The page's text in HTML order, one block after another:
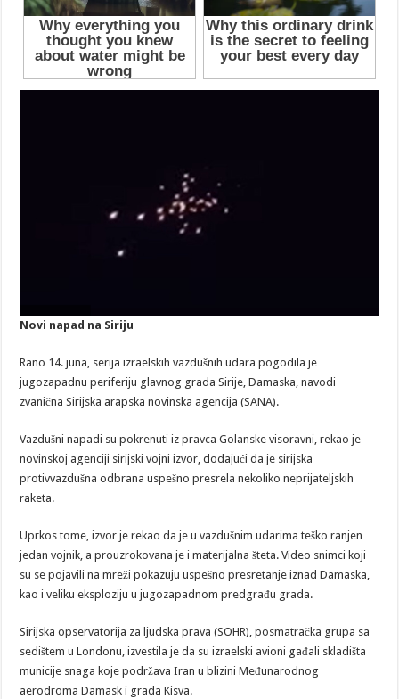
Novi napad na Siriju
Rano 14. juna, serija izraelskih vazdušnih udara pogodila je
jugozapadnu periferiju glavnog grada Sirije, Damaska, navodi
zvanična Sirijska arapska novinska agencija (SANA).
Vazdušni napadi su pokrenuti iz pravca Golanske visoravni, rekao je
novinskoj agenciji sirijski vojni izvor, dodajući da je sirijska
protivvazdušna odbrana uspešno presrela nekoliko neprijateljskih
raketa.
Uprkos tome, izvor je rekao da je u vazdušnim udarima teško ranjen
jedan vojnik, a prouzrokovana je i materijalna šteta. Video snimci koji
su se pojavili na mreži pokazuju uspešno presretanje iznad Damaska,
kao i veliku eksploziju u jugozapadnom predgrađu grada.
Sirijska opservatorija za ljudska prava (SOHR), posmatračka grupa sa
sedištem u Londonu, izvestila je da su izraelski avioni gađali skladišta
municije snaga koje podržava Iran u blizini Međunarodnog
aerodroma Damask i grada Kisva.